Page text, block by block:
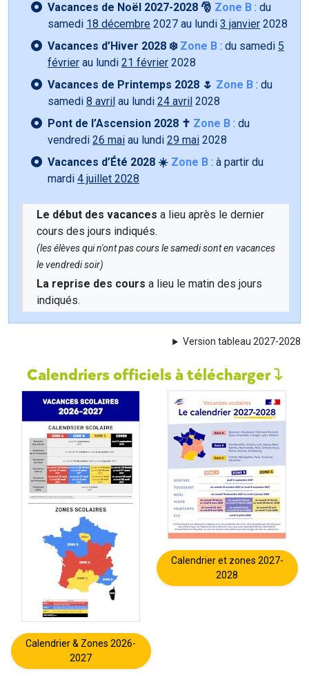
Vacances de Noël 2027-2028 🎅 Zone B : du
samedi 18 décembre 2027 au lundi 3 janvier 2028
Vacances d’Hiver 2028 ❄️ Zone B : du samedi 5
février au lundi 21 février 2028
Vacances de Printemps 2028 🌷 Zone B : du
samedi 8 avril au lundi 24 avril 2028
Pont de l’Ascension 2028 ✝️ Zone B : du
vendredi 26 mai au lundi 29 mai 2028
Vacances d’Été 2028 ☀️ Zone B : à partir du
mardi 4 juillet 2028
Le début des vacances a lieu après le dernier
cours des jours indiqués.
(les élèves qui n'ont pas cours le samedi sont en vacances
le vendredi soir)
La reprise des cours a lieu le matin des jours
indiqués.
Version tableau 2027-2028
Calendriers officiels à télécharger
Calendrier & Zones 2026-
2027
Calendrier et zones 2027-
2028